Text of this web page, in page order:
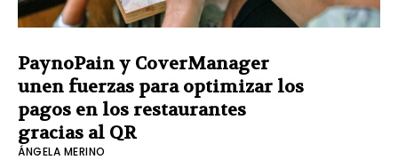
PaynoPain y CoverManager
unen fuerzas para optimizar los
pagos en los restaurantes
gracias al QR
ÁNGELA MERINO